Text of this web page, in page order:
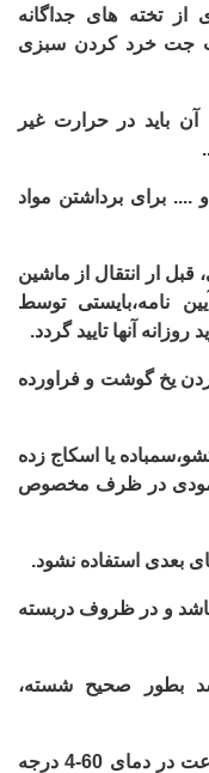
تخته های جداگانه
جت خرد کردن سبزی
باید در حرارت غیر
و .... برای برداشتن مواد
قبل ار انتقال از ماشین
نامه،بایستی توسط
آنها تایید گردد.
یخ گوشت و فراورده
یا اسکاج زده
در ظرف مخصوص
بعدی استفاده نشود.
و در ظروف دربسته
بطور صحیح شسته،
کلیه مواد غذائی نباید بیش از 2 ساعت در دمای 60-4 درجه